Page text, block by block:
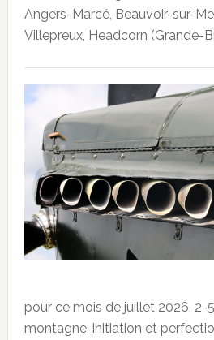
Angers-Marcé, Beauvoir-sur-
Villepreux, Headcorn (Grande-
pour ce mois de juillet 2026. 2-
montagne, initiation et